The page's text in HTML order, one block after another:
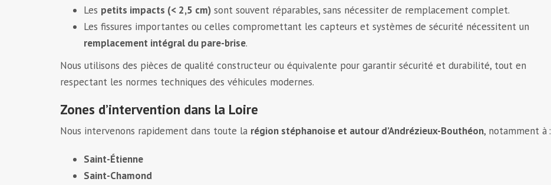
Les petits impacts (< 2,5 cm) sont souvent réparables, sans nécessiter de remplacement complet.
Les fissures importantes ou celles compromettant les capteurs et systèmes de sécurité nécessitent un
remplacement intégral du pare-brise.
Nous utilisons des pièces de qualité constructeur ou équivalente pour garantir sécurité et durabilité, tout en
respectant les normes techniques des véhicules modernes.
Zones d’intervention dans la Loire
Nous intervenons rapidement dans toute la région stéphanoise et autour d’Andrézieux-Bouthéon, notamment à :
Saint-Étienne
Saint-Chamond